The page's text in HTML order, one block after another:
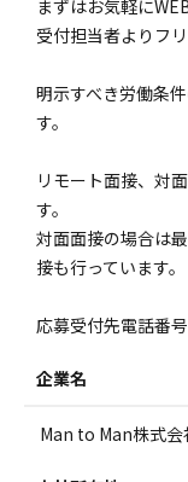
まずはお気軽に
受付担当者よりフ
明示すべき労働条
す。
リモート面接、対
す。
対面面接の場合は
接も行っています。
応募受付先電話番号
企業名
Man to Man株式会